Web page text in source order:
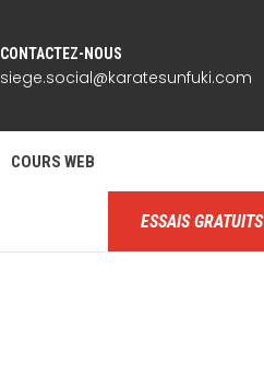
CONTACTEZ-NOUS
siege.social@karatesunfuki.com
COURS WEB
ESSAIS GRATUITS